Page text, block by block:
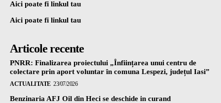
Aici poate fi linkul tau
Aici poate fi linkul tau
Articole recente
PNRR: Finalizarea proiectului „Înființarea unui centru de
colectare prin aport voluntar în comuna Lespezi, județul Iasi”
ACTUALITATE 23/07/2026
Benzinaria AFJ Oil din Heci se deschide in curand